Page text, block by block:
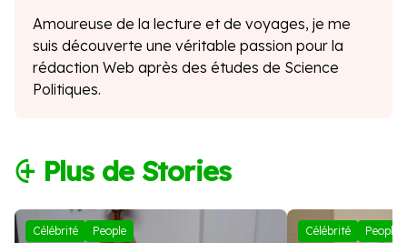
Amoureuse de la lecture et de voyages, je me
suis découverte une véritable passion pour la
rédaction Web après des études de Science
Politiques.
⨭ Plus de Stories
Célébrité People Célébrité People